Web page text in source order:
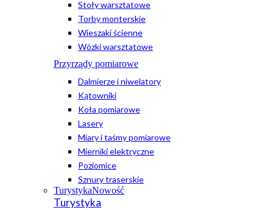
Stoły warsztatowe
Torby monterskie
Wieszaki ścienne
Wózki warsztatowe
Przyrządy pomiarowe
Dalmierze i niwelatory
Kątowniki
Koła pomiarowe
Lasery
Miary i taśmy pomiarowe
Mierniki elektryczne
Poziomice
Sznury traserskie
TurystykaNowość
Turystyka